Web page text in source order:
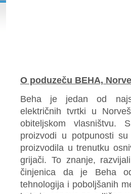
O poduzeču BEHA,
Beha je jedan od
električnih tvrtki u
obiteljskom vlasništvu.
proizvodi u potpunosti
proizvodila u trenutku
grijači. To znanje,
činjenica da je Beha
tehnologija i poboljšanih